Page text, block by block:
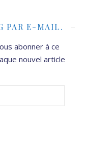
PAR E-MAIL.
abonner à ce
nouvel article